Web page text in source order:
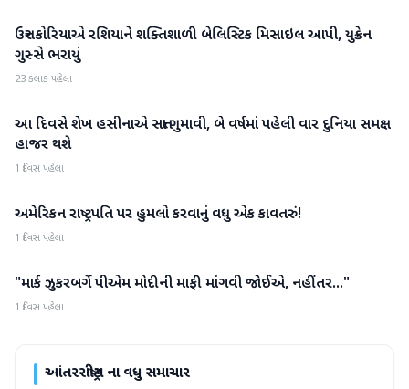
આંતરરાષ્ટ્રીય
ઉત્તર કોરિયાએ રશિયાને શક્તિશાળી બેલિસ્ટિક મિસાઇલ આપી, યુક્રેન
ગુસ્સે ભરાયું
23 કલાક પહેલા
આંતરરાષ્ટ્રીય
આ દિવસે શેખ હસીનાએ સત્તા ગુમાવી, બે વર્ષમાં પહેલી વાર દુનિયા સમક્ષ
હાજર થશે
1 દિવસ પહેલા
આંતરરાષ્ટ્રીય
અમેરિકન રાષ્ટ્રપતિ પર હુમલો કરવાનું વધુ એક કાવતરું!
1 દિવસ પહેલા
આંતરરાષ્ટ્રીય
"માર્ક ઝુકરબર્ગે પીએમ મોદીની માફી માંગવી જોઈએ, નહીંતર..."
1 દિવસ પહેલા
આંતરરાષ્ટ્રીયના વધુ સમાચાર